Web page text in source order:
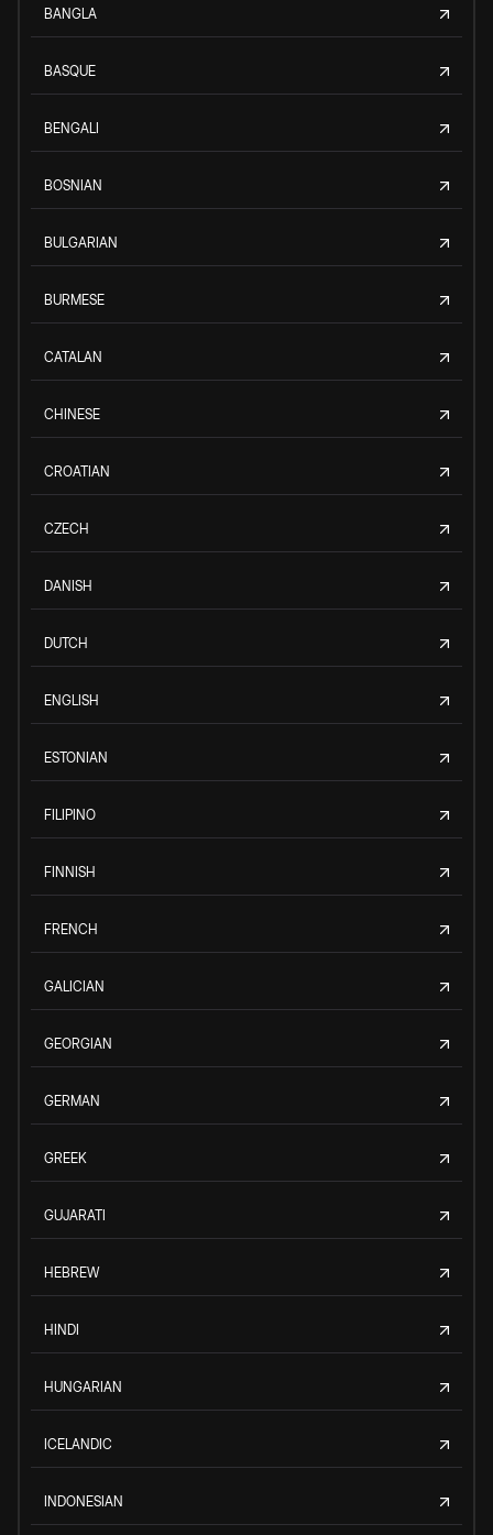
BANGLA
BASQUE
BENGALI
BOSNIAN
BULGARIAN
BURMESE
CATALAN
CHINESE
CROATIAN
CZECH
DANISH
DUTCH
ENGLISH
ESTONIAN
FILIPINO
FINNISH
FRENCH
GALICIAN
GEORGIAN
GERMAN
GREEK
GUJARATI
HEBREW
HINDI
HUNGARIAN
ICELANDIC
INDONESIAN